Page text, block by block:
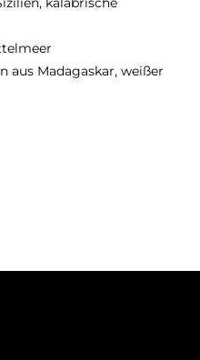
aus Madagaskar, weißer